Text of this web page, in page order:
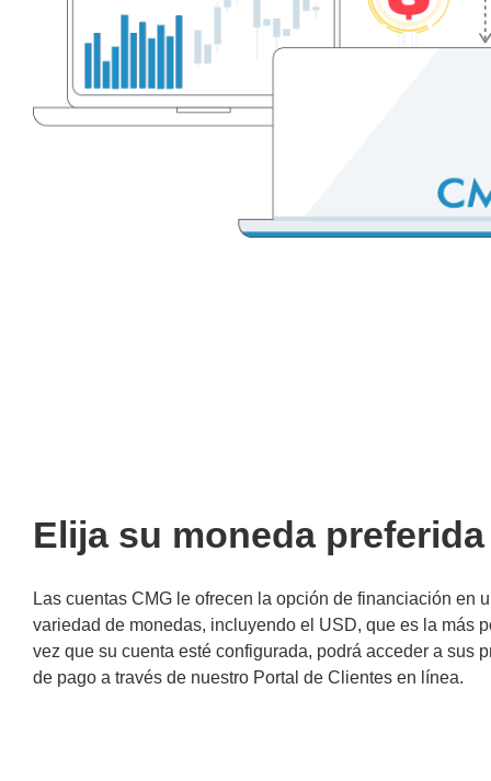
Elija su moneda preferida
Las cuentas CMG le ofrecen la opción de financiación en
variedad de monedas, incluyendo el USD, que es la más
vez que su cuenta esté configurada, podrá acceder a sus
de pago a través de nuestro Portal de Clientes en línea.